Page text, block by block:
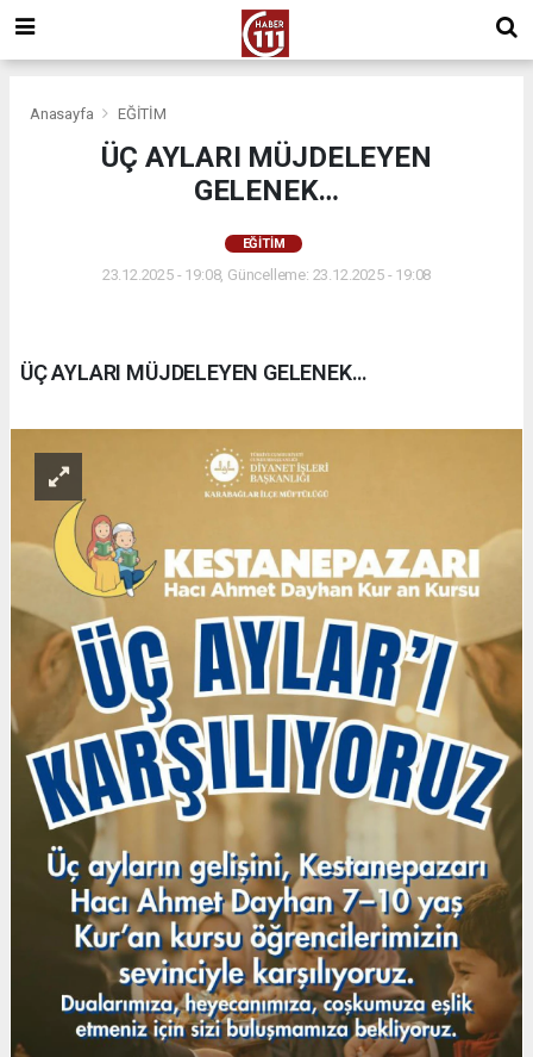
Anasayfa EĞİTİM
ÜÇ AYLARI MÜJDELEYEN
GELENEK…
EĞİTİM
23.12.2025 - 19:08, Güncelleme: 23.12.2025 - 19:08
ÜÇ AYLARI MÜJDELEYEN GELENEK…